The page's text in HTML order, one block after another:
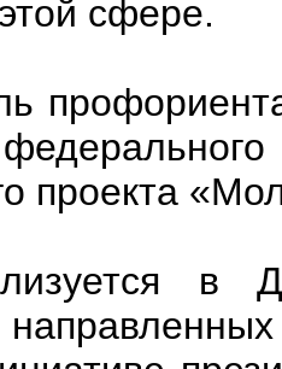
сфере.
проекта
в